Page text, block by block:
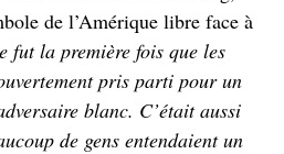
de l’Amérique libre face à
fut la première fois que les
pris parti pour un
blanc. C’était aussi
de gens entendaient un